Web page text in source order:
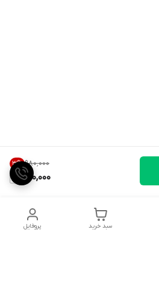
۹۸۰٬۰۰۰ 3%
950,000
پروفایل سبد خرید